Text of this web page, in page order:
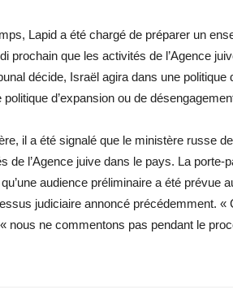
Lapid a été chargé de préparer un
prochain que les activités de l’Agence
décide, Israël agira dans une politique
d’expansion ou de
il a été signalé que le ministère russe
de l’Agence juive dans le pays. La porte-
audience préliminaire a été prévue
judiciaire annoncé précédemment. «
nous ne commentons pas pendant le